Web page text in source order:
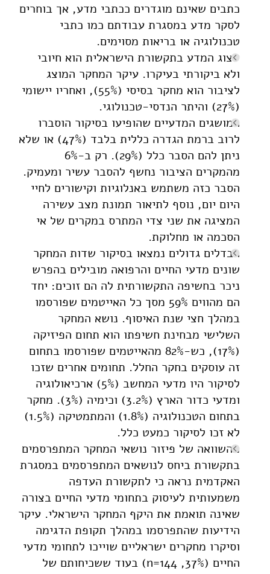
כתבים שאינם מוגדרים ככתבי מדע, אך בוחרים
לסקר מדע במסגרת עבודתם כמו כתבי
טכנולוגיה או בריאות מסוימים.
ייצוג המדע בתקשורת הישראלית הוא חיובי
ולא ביקורתי בעיקרו. עיקר המחקר המוצג
לציבור הוא מחקר בסיסי (55%), ואחריו יישומי
(27%) והיתר הנדסי-טכנולוגי.
המושגים המדעיים שהופיעו בסיקור הוסברו
לרוב ברמת הגדרה כללית בלבד (47%) או שלא
ניתן להם הסבר כלל (29%). רק ב-6%
מהמקרים הציבור נחשף להסבר עשיר ומעמיק.
הסבר כזה משתמש באנלוגיות וקישורים לחיי
היום יום, נוסף לתיאור תמונת מצב עשירה
המציגה את שני צדי המתרס במקרים של אי
הסכמה או מחלוקת.
הבדלים גדולים נמצאו בסיקור שדות המחקר
שונים מדעי החיים והרפואה מובילים בהפרש
ניכר בחשיפה התקשורתית לה הם זוכים: יחד
הם מהווים 59% מסך כל האייטמים שפורסמו
במהלך חצי שנת האיסוף. נושא המחקר
השלישי מבחינת חשיפתו הוא תחום הפיזיקה
(17%), כש-82% מהאייטמים שפורסמו בתחום
זה עוסקים בחקר החלל. תחומים אחרים שזכו
לסיקור היו מדעי המחשב (5%) ארכיאולוגיה
ומדעי כדור הארץ (3.2%) וכימיה (3%). מחקר
בתחום הטכנולוגיה (1.8%) והמתמטיקה (1.5%)
לא זכו לסיקור כמעט כלל.
מהשוואה של פיזור נושאי המחקר המתפרסמים
בתקשורת ביחס לנושאים המתפרסמים במסגרת
האקדמית נראה כי לתקשורת העדפה
משמעותית לעיסוק בתחומי מדעי החיים בצורה
שאינה תואמת את היקף המחקר הישראלי. עיקר
הידיעות שהתפרסמו במהלך תקופת הדגימה
וסיקרו מחקרים ישראליים שוייכו לתחומי מדעי
החיים (37%, n=144) בעוד ששכיחותם של